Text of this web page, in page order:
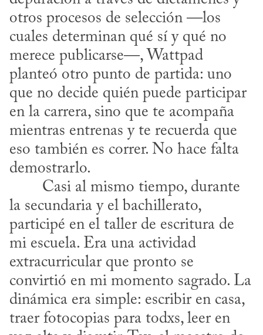
otros procesos de selección —los
cuales determinan qué sí y qué no
merece publicarse—, Wattpad
planteó otro punto de partida: uno
que no decide quién puede participar
en la carrera, sino que te acompaña
mientras entrenas y te recuerda que
eso también es correr. No hace falta
demostrarlo.
la secundaria y el bachillerato,
participé en el taller de escritura de
mi escuela. Era una actividad
extracurricular que pronto se
convirtió en mi momento sagrado. La
dinámica era simple: escribir en casa,
traer fotocopias para todxs, leer en